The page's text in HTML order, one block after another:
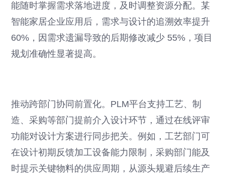
能随时掌握需求落地进度，及时调整资源分配。某
智能家居企业应用后，需求与设计的追溯效率提升
60%，因需求遗漏导致的后期修改减少 55%，项目
规划准确性显著提高。
推动跨部门协同前置化。PLM平台支持工艺、制
造、采购等部门提前介入设计环节，通过在线评审
功能对设计方案进行同步把关。例如，工艺部门可
在设计初期反馈加工设备能力限制，采购部门能及
时提示关键物料的供应周期，从源头规避后续生产